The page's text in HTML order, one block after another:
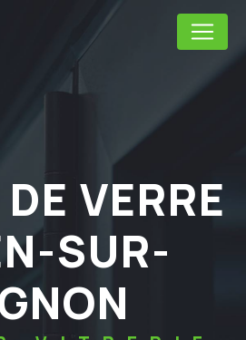
SUR-
cookies